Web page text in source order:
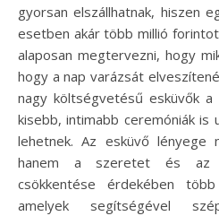
gyorsan elszállhatnak, hiszen
esetben akár több millió
alaposan megtervezni, hogy
hogy a nap varázsát
nagy költségvetésű esküvők
kisebb, intimabb ceremóniák is
lehetnek. Az esküvő lényege
hanem a szeretet és az
csökkentése érdekében
amelyek segítségével